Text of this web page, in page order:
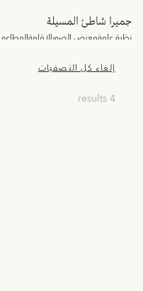
جميرا شاطئ المسيلة
نظرة عامةمعرض الصورالإقامةالمطاعم
إلغاء كل التصفيات
4 results